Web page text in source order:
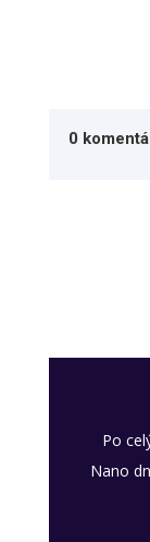
0
Po
Nano